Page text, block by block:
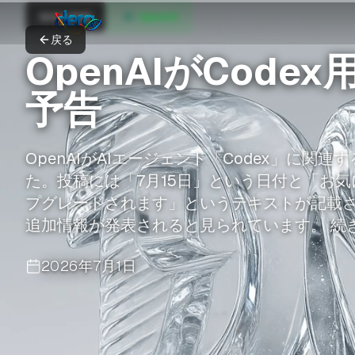
戻る
GIGAZINE
OpenAIがCodex
予告
OpenAIがAIエージェント「Codex」に関連
た。投稿には「7月15日」という日付と「お
プグレードされます」というテキストが記載
追加情報が発表されると見られています。 続
2026年7月1日